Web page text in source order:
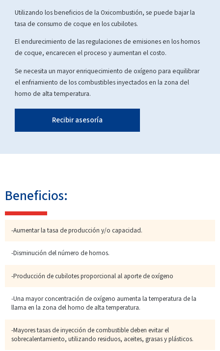
Utilizando los beneficios de la Oxicombustión, se puede bajar la
tasa de consumo de coque en los cubilotes.
El endurecimiento de las regulaciones de emisiones en los hornos
de coque, encarecen el proceso y aumentan el costo.
Se necesita un mayor enriquecimiento de oxígeno para equilibrar
el enfriamiento de los combustibles inyectados en la zona del
horno de alta temperatura.
Recibir asesoría
Beneficios:
-Aumentar la tasa de producción y/o capacidad.
-Disminución del número de hornos.
-Producción de cubilotes proporcional al aporte de oxígeno
-Una mayor concentración de oxígeno aumenta la temperatura de la
llama en la zona del horno de alta temperatura.
-Mayores tasas de inyección de combustible deben evitar el
sobrecalentamiento, utilizando residuos, aceites, grasas y plásticos.